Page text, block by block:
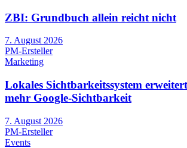
ZBI: Grundbuch allein reicht nicht
7. August 2026
PM-Ersteller
Marketing
Lokales Sichtbarkeitssystem
mehr Google-Sichtbarkeit
7. August 2026
PM-Ersteller
Events